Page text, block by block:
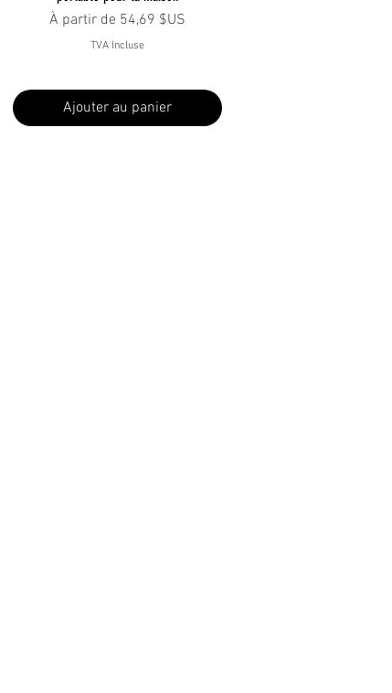
À partir de 54,69 $US
Prix promotionnel
TVA Incluse
Ajouter au panier